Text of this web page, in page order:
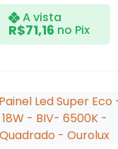
A vista
R$71,16 no Pix